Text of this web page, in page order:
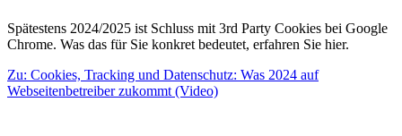
Spätestens 2024/2025 ist Schluss mit 3rd Party Cookies bei Google
Chrome. Was das für Sie konkret bedeutet, erfahren Sie hier.
Zu: Cookies, Tracking und Datenschutz: Was 2024 auf
Webseitenbetreiber zukommt (Video)